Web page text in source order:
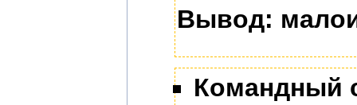
Вывод:
Командный